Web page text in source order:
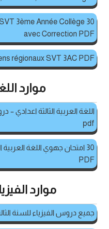
SVT 3ème Année Collège
avec Correction PDF
régionaux SVT 3AC PDF
موارد
اللغة العربية الثالثة اعدادي
pdf
30 امتحان جهوي اللغة
PDF
موارد
جميع دروس الفيزياء للسنة